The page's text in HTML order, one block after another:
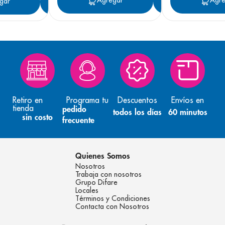
Retiro en
tienda
sin costo
Programa tu
pedido
frecuente
Descuentos
todos los días
Envíos en
60 minutos
Quienes Somos
Nosotros
Trabaja con nosotros
Grupo Difare
Locales
Términos y Condiciones
Contacta con Nosotros